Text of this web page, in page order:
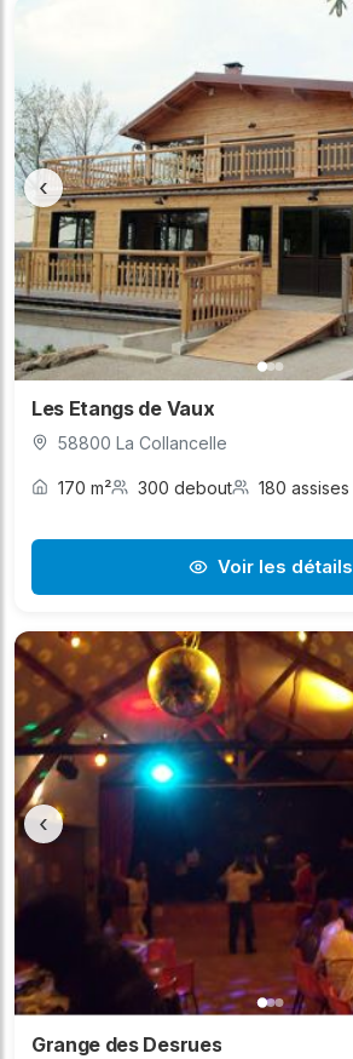
‹
Les Etangs de Vaux
58800 La Collancelle
170 m² 300 debout 180 assises
Voir les détails
‹
Grange des Desrues